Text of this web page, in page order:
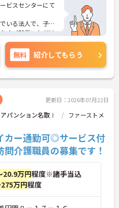
ビスセンターにて
いる法人で、子育
くご就業いただけ
ントなど、さらに
軽にご相談くださ
無料 紹介してもらう
更新日：2026年07月22日
パンション名取Ⅰ
ファーストメ
カー通勤可◎サービス付
介護職員の募集です！
20.9万円程度※諸手当込
万円程度